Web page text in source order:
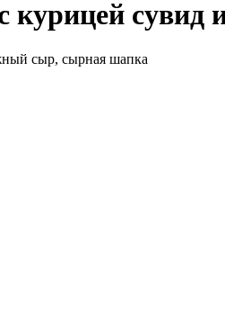
курицей сувид
сыр, сырная шапка